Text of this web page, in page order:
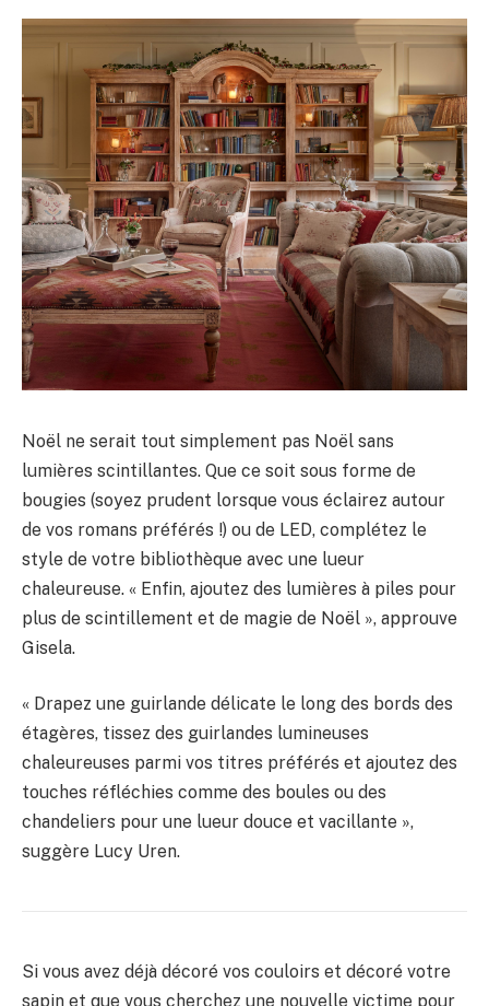
Noël ne serait tout simplement pas Noël sans
lumières scintillantes. Que ce soit sous forme de
bougies (soyez prudent lorsque vous éclairez autour
de vos romans préférés !) ou de LED, complétez le
style de votre bibliothèque avec une lueur
chaleureuse. « Enfin, ajoutez des lumières à piles pour
plus de scintillement et de magie de Noël », approuve
Gisela.
« Drapez une guirlande délicate le long des bords des
étagères, tissez des guirlandes lumineuses
chaleureuses parmi vos titres préférés et ajoutez des
touches réfléchies comme des boules ou des
chandeliers pour une lueur douce et vacillante »,
suggère Lucy Uren.
Si vous avez déjà décoré vos couloirs et décoré votre
sapin et que vous cherchez une nouvelle victime pour